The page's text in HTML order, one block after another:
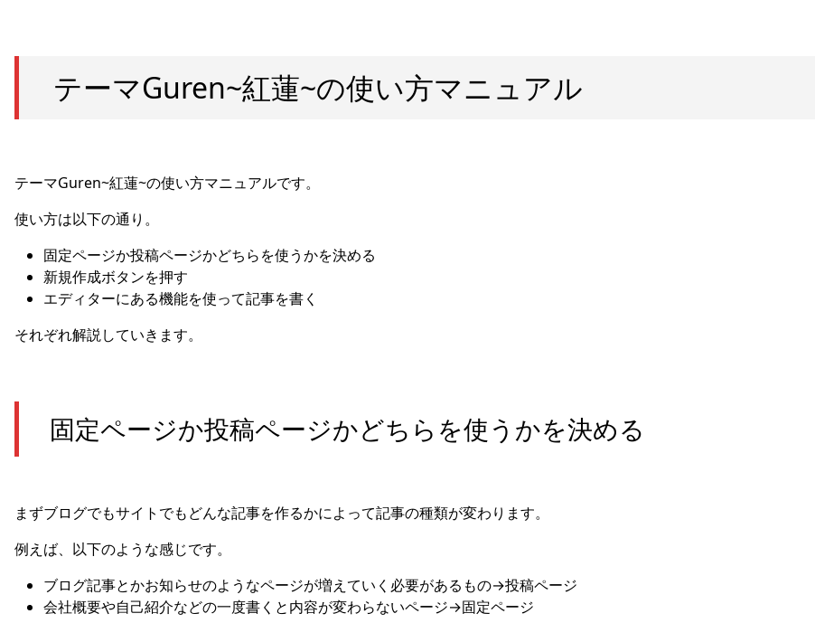
テーマGuren~紅蓮~の使い方マニュアル
テーマGuren~紅蓮~の使い方マニュアルです。
使い方は以下の通り。
固定ページか投稿ページかどちらを使うかを決める
新規作成ボタンを押す
エディターにある機能を使って記事を書く
それぞれ解説していきます。
固定ページか投稿ページかどちらを使うかを決める
まずブログでもサイトでもどんな記事を作るかによって記事の種類が変わります。
例えば、以下のような感じです。
ブログ記事とかお知らせのようなページが増えていく必要があるもの→投稿ページ
会社概要や自己紹介などの一度書くと内容が変わらないページ→固定ページ